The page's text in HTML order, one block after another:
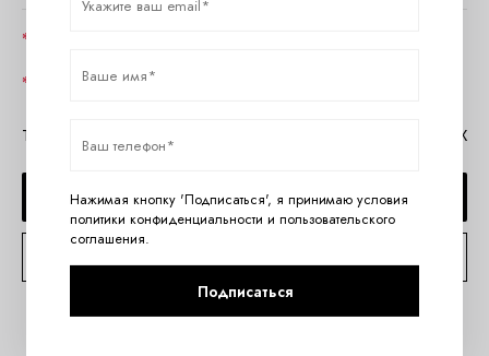
Таблица размеров Lorin Помощь в MAX
СООБЩИТЬ О ПОСТУПЛЕНИИ
Нажимая кнопку 'Подписаться', я принимаю условия
политики конфиденциальности и пользовательского
соглашения.
Подписаться